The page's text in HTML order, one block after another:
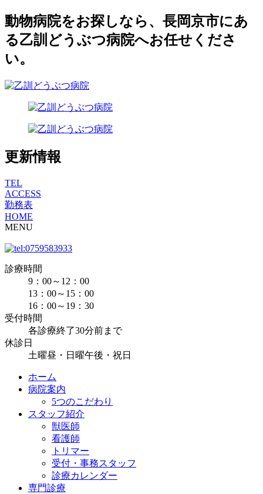
動物病院をお探しなら、長岡京市にあ
る乙訓どうぶつ病院へお任せくださ
い。
更新情報
TEL
ACCESS
勤務表
HOME
MENU
診療時間
9：00～12：00
13：00～15：00
16：00～19：30
受付時間
各診療終了30分前まで
休診日
土曜昼・日曜午後・祝日
ホーム
病院案内
5つのこだわり
スタッフ紹介
獣医師
看護師
トリマー
受付・事務スタッフ
診療カレンダー
専門診療